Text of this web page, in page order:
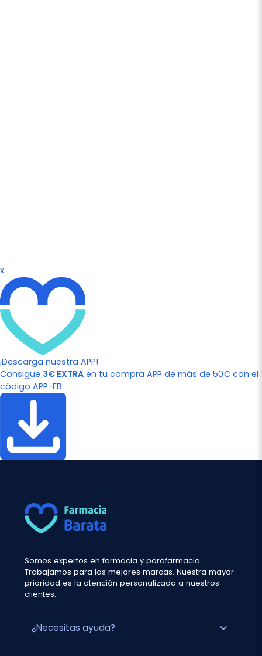
x
¡Descarga nuestra APP!
Consigue 3€ EXTRA en tu compra APP de más de 50€ con el
código APP-FB
Somos expertos en farmacia y parafarmacia.
Trabajamos para las mejores marcas. Nuestra mayor
prioridad es la atención personalizada a nuestros
clientes.
¿Necesitas ayuda? expand_more